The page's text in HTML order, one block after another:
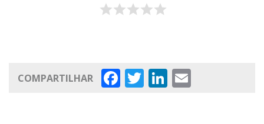
Facebook
TwitterLinkedIn